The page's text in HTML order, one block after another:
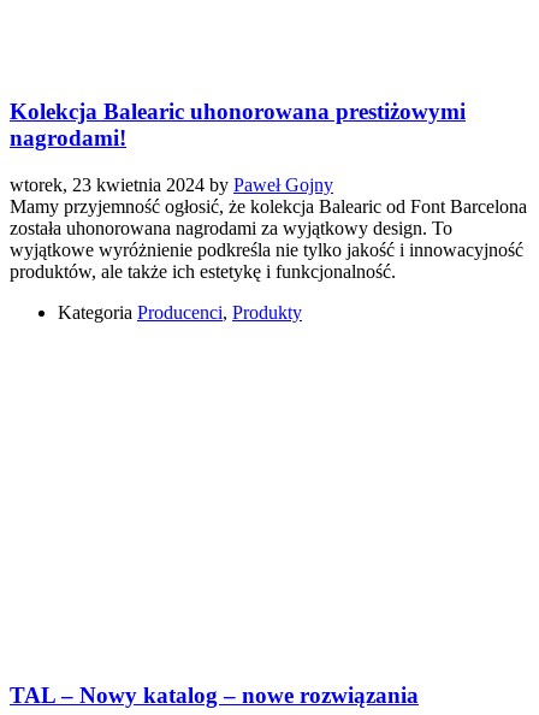
Kolekcja Balearic uhonorowana prestiżowymi
nagrodami!
wtorek, 23 kwietnia 2024 by Paweł Gojny
Mamy przyjemność ogłosić, że kolekcja Balearic od Font Barcelona
została uhonorowana nagrodami za wyjątkowy design. To
wyjątkowe wyróżnienie podkreśla nie tylko jakość i innowacyjność
produktów, ale także ich estetykę i funkcjonalność.
Kategoria Producenci, Produkty
TAL – Nowy katalog – nowe rozwiązania